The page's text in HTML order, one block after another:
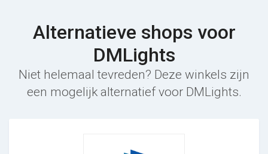
Alternatieve shops voor
DMLights
Niet helemaal tevreden? Deze winkels zijn
een mogelijk alternatief voor DMLights.